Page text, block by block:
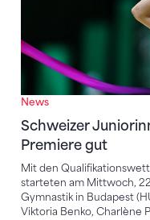
News
Schweizer
Premiere gut
Mit den
starteten am Mittwoch,
Gymnastik in Budapest
Viktoria Benko, Charlène